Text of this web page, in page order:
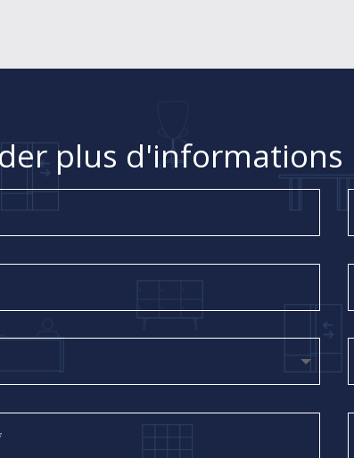
plus d'informations